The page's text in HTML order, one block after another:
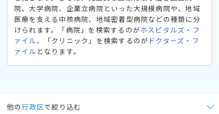
院、大学病院、企業立病院といった大規模病院や、地域
医療を支える中核病院、地域密着型病院などの種類に分
けられます。「病院」を検索するのがホスピタルズ・フ
ァイル、「クリニック」を検索するのが ドクターズ・フ
ァイル となります。
他の行政区で絞り込む